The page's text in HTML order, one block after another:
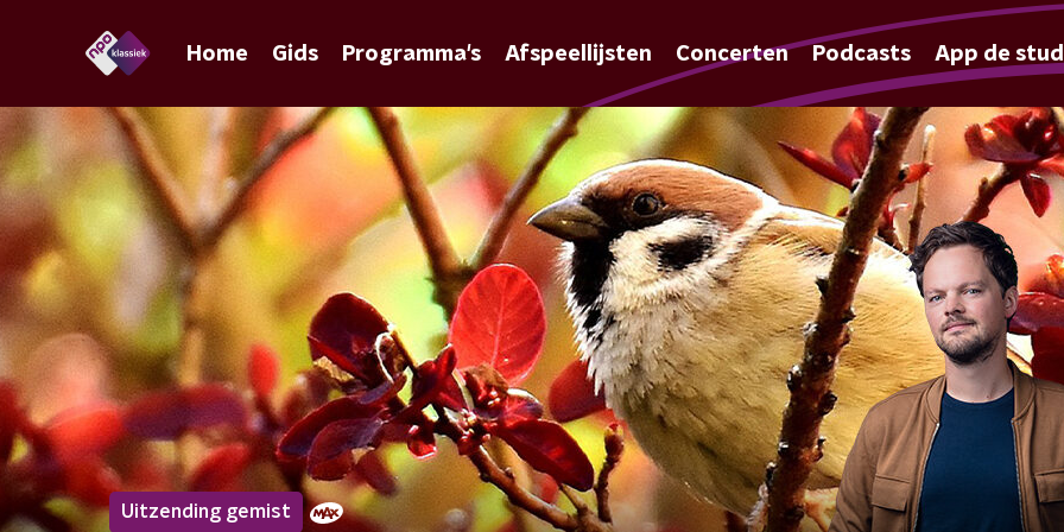
Home Gids Programma's Afspeellijsten Concerten Podcasts App de
Uitzending gemist